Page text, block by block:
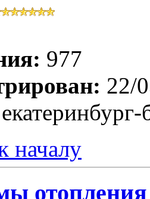
977
22/
екатеринбург-
началу
отопления